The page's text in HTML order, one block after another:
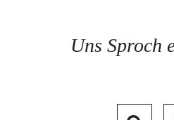
Uns Sproch